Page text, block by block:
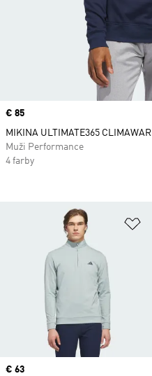
Current price
€ 63
Price
€ 85
MIKINA ULTIMATE365
Muži Performance
4 farby